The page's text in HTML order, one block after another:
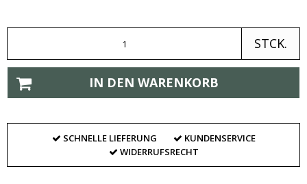
STCK.
IN DEN WARENKORB
SCHNELLE LIEFERUNG
KUNDENSERVICE
WIDERRUFSRECHT